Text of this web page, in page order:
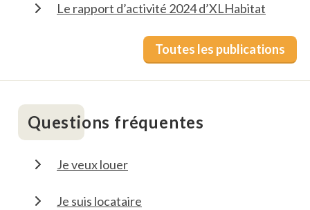
Le rapport d’activité 2024 d’XLHabitat
Toutes les publications
Questions fréquentes
Je veux louer
Je suis locataire